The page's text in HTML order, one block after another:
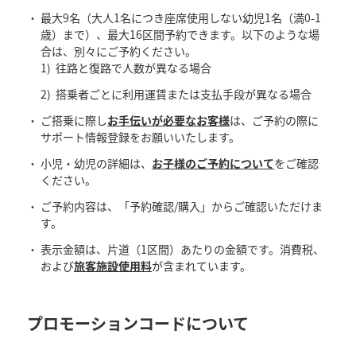
最大9名（大人1名につき座席使用しない幼児1名（満0-1
歳）まで）、最大16区間予約できます。以下のような場
合は、別々にご予約ください。
往路と復路で人数が異なる場合
搭乗者ごとに利用運賃または支払手段が異なる場合
ご搭乗に際しお手伝いが必要なお客様は、ご予約の際に
サポート情報登録をお願いいたします。
小児・幼児の詳細は、 お子様のご予約についてをご確認
ください。
ご予約内容は、「予約確認/購入」からご確認いただけま
す。
表示金額は、片道（1区間）あたりの金額です。消費税、
および旅客施設使用料が含まれています。
プロモーションコードについて